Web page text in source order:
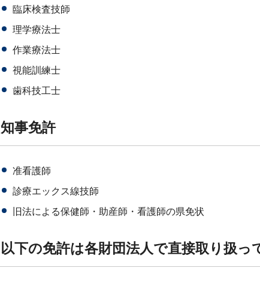
臨床検査技師
理学療法士
作業療法士
視能訓練士
歯科技工士
知事免許
准看護師
診療エックス線技師
旧法による保健師・助産師・看護師の県免状
以下の免許は各財団法人で直接取り扱っ